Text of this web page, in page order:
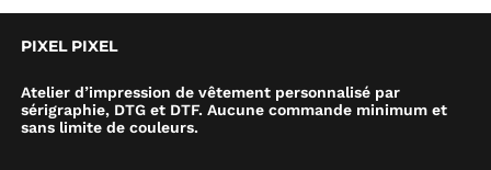
PIXEL PIXEL
Atelier d’impression de vêtement personnalisé par
sérigraphie, DTG et DTF. Aucune commande minimum et
sans limite de couleurs.